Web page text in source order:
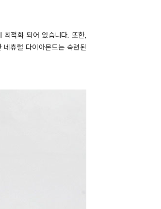
최적화 되어 있습니다. 또한,
츄럴 다이아몬드는 숙련된